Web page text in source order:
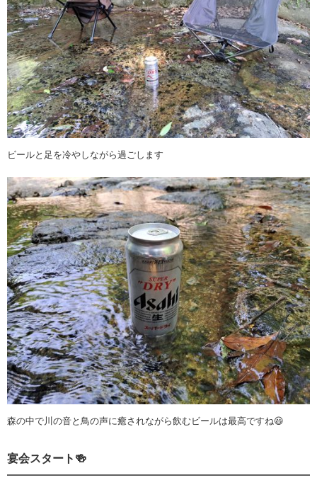
ビールと足を冷やしながら過ごします
森の中で川の音と鳥の声に癒されながら飲むビールは最高ですね😃
宴会スタート🍻